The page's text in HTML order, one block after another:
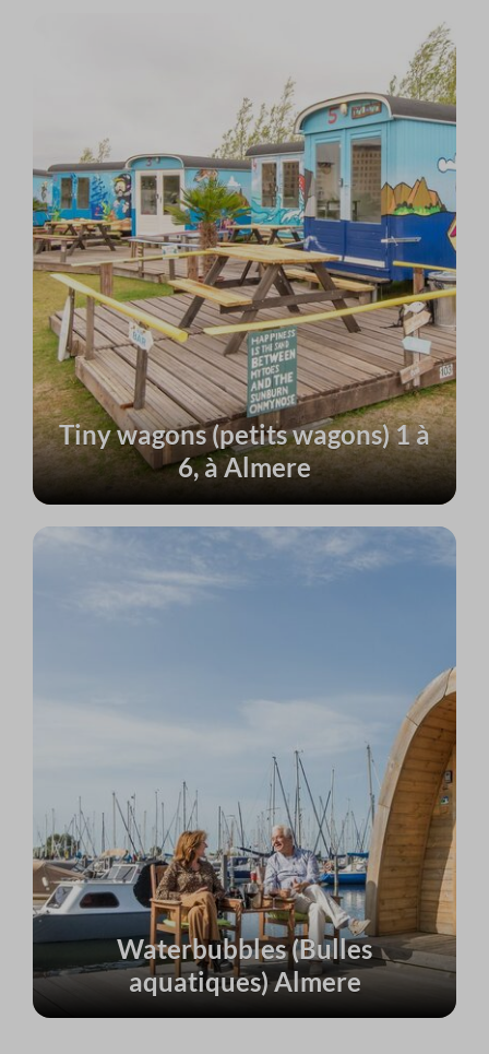
Tiny wagons (petits wagons) 1 à
6, à Almere
Waterbubbles (Bulles
aquatiques) Almere